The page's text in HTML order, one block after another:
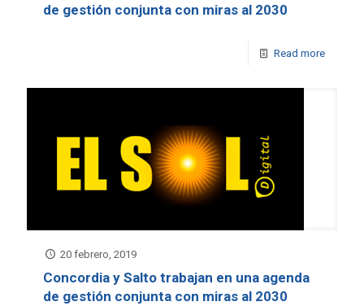
de gestión conjunta con miras al 2030
Read more
20 febrero, 2019
Concordia y Salto trabajan en una agenda
de gestión conjunta con miras al 2030